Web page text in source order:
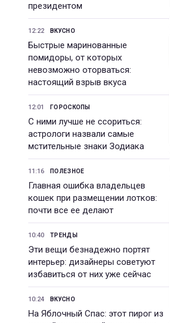
президентом
12:22 ВКУСНО
Быстрые маринованные
помидоры, от которых
невозможно оторваться:
настоящий взрыв вкуса
12:01 ГОРОСКОПЫ
С ними лучше не ссориться:
астрологи назвали самые
мстительные знаки Зодиака
11:16 ПОЛЕЗНОЕ
Главная ошибка владельцев
кошек при размещении лотков:
почти все ее делают
10:40 ТРЕНДЫ
Эти вещи безнадежно портят
интерьер: дизайнеры советуют
избавиться от них уже сейчас
10:24 ВКУСНО
На Яблочный Спас: этот пирог из